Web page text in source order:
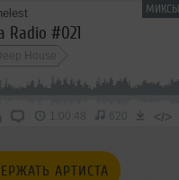
Radio #021
Deep House
620 </>
АРТИСТА